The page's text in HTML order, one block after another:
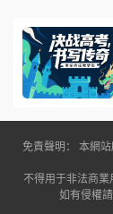
免責聲明： 本網
不得用于非法商業
如有侵權